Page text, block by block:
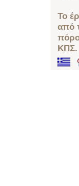
Το
από
ΚΠΣ.